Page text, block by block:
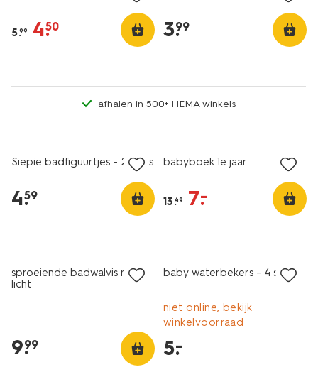
5.99 4.
50 3.
99
afhalen in 500+ HEMA winkels
Siepie badfiguurtjes - 2 stuks
4.
59
babyboek 1e jaar
13.49 7.
–
sproeiende badwalvis met
licht
9.
99
baby waterbekers - 4 stuks
niet online, bekijk
winkelvoorraad
5.
–